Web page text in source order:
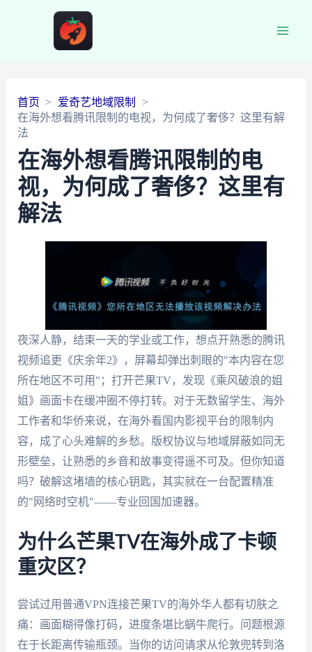
首页
爱奇艺地域限制
在海外想看腾讯限制的电视，为何成了奢侈？这里有解
法
在海外想看腾讯限制的电
视，为何成了奢侈？这里有
解法
夜深人静，结束一天的学业或工作，想点开熟悉的腾讯
视频追更《庆余年2》，屏幕却弹出刺眼的"本内容在您
所在地区不可用"；打开芒果TV，发现《乘风破浪的姐
姐》画面卡在缓冲圈不停打转。对于无数留学生、海外
工作者和华侨来说，在海外看国内影视平台的限制内
容，成了心头难解的乡愁。版权协议与地域屏蔽如同无
形壁垒，让熟悉的乡音和故事变得遥不可及。但你知道
吗？破解这堵墙的核心钥匙，其实就在一台配置精准
的"网络时空机"——专业回国加速器。
为什么芒果TV在海外成了卡顿
重灾区？
尝试过用普通VPN连接芒果TV的海外华人都有切肤之
痛：画面糊得像打码，进度条堪比蜗牛爬行。问题根源
在于长距离传输瓶颈。当你的访问请求从伦敦兜转到洛